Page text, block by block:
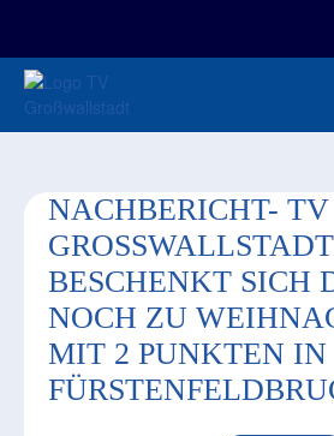
NACHBERICHT- TV
GROSSWALLSTADT B
ESCHENKT SICH
OCH ZU
IT 2 PUNKTEN IN F